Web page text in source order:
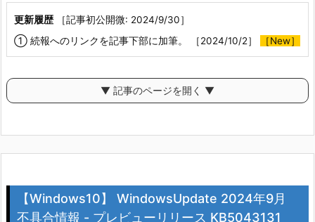
更新履歴 ［記事初公開微: 2024/9/30］
① 続報へのリンクを記事下部に加筆。 ［2024/10/2］
［New］
▼ 記事のページを開く ▼
【Windows10】 WindowsUpdate 2024年9月
不具合情報 - プレビューリリース KB5043131